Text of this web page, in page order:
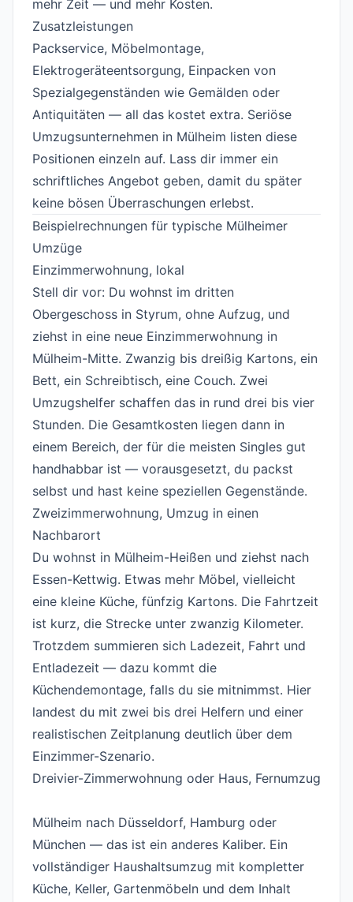
mehr Zeit — und mehr Kosten.
Zusatzleistungen
Packservice, Möbelmontage,
Elektrogeräteentsorgung, Einpacken von
Spezialgegenständen wie Gemälden oder
Antiquitäten — all das kostet extra. Seriöse
Umzugsunternehmen in Mülheim listen diese
Positionen einzeln auf. Lass dir immer ein
schriftliches Angebot geben, damit du später
keine bösen Überraschungen erlebst.
Beispielrechnungen für typische Mülheimer
Umzüge
Einzimmerwohnung, lokal
Stell dir vor: Du wohnst im dritten
Obergeschoss in Styrum, ohne Aufzug, und
ziehst in eine neue Einzimmerwohnung in
Mülheim-Mitte. Zwanzig bis dreißig Kartons, ein
Bett, ein Schreibtisch, eine Couch. Zwei
Umzugshelfer schaffen das in rund drei bis vier
Stunden. Die Gesamtkosten liegen dann in
einem Bereich, der für die meisten Singles gut
handhabbar ist — vorausgesetzt, du packst
selbst und hast keine speziellen Gegenstände.
Zweizimmerwohnung, Umzug in einen
Nachbarort
Du wohnst in Mülheim-Heißen und ziehst nach
Essen-Kettwig. Etwas mehr Möbel, vielleicht
eine kleine Küche, fünfzig Kartons. Die Fahrtzeit
ist kurz, die Strecke unter zwanzig Kilometer.
Trotzdem summieren sich Ladezeit, Fahrt und
Entladezeit — dazu kommt die
Küchendemontage, falls du sie mitnimmst. Hier
landest du mit zwei bis drei Helfern und einer
realistischen Zeitplanung deutlich über dem
Einzimmer-Szenario.
Dreivier-Zimmerwohnung oder Haus, Fernumzug
Mülheim nach Düsseldorf, Hamburg oder
München — das ist ein anderes Kaliber. Ein
vollständiger Haushaltsumzug mit kompletter
Küche, Keller, Gartenmöbeln und dem Inhalt